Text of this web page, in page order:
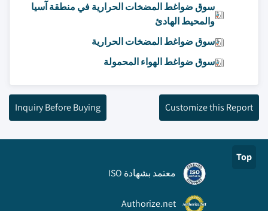
سوق ضواغط المضخات الحرارية في منطقة آسيا
والمحيط الهادئ
سوق ضواغط المضخات الحرارية
سوق ضواغط الهواء المحمولة
Customize this Report
Inquiry Before Buying
Top
معتمد بشهادة ISO
Authorize.net